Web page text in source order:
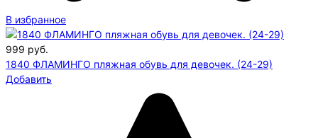
В избранное
999 руб.
1840 ФЛАМИНГО пляжная обувь для девочек. (24-29)
Добавить